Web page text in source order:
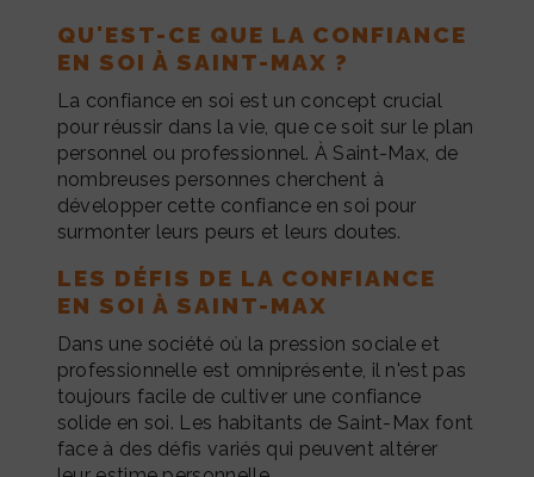
QU'EST-CE QUE LA CONFIANCE
EN SOI À SAINT-MAX ?
La confiance en soi est un concept crucial
pour réussir dans la vie, que ce soit sur le plan
personnel ou professionnel. À Saint-Max, de
nombreuses personnes cherchent à
développer cette confiance en soi pour
surmonter leurs peurs et leurs doutes.
LES DÉFIS DE LA CONFIANCE
EN SOI À SAINT-MAX
Dans une société où la pression sociale et
professionnelle est omniprésente, il n'est pas
toujours facile de cultiver une confiance
solide en soi. Les habitants de Saint-Max font
face à des défis variés qui peuvent altérer